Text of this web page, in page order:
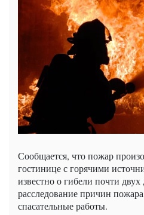
Сообщается, что пожар
гостинице с горячими
известно о гибели почти двух
расследование причин
спасательные работы.